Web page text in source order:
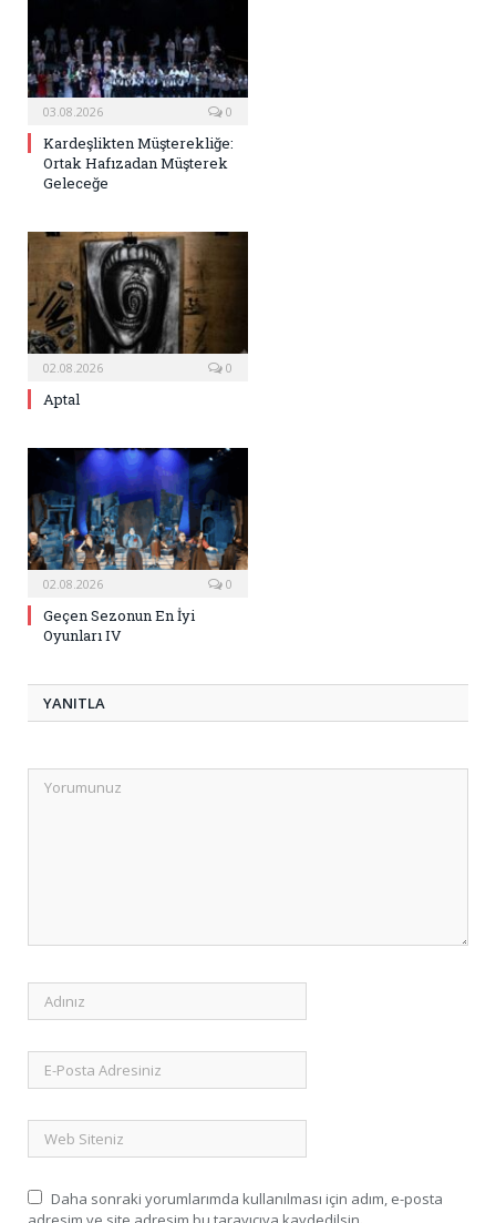
03.08.2026 0
Kardeşlikten Müşterekliğe:
Ortak Hafızadan Müşterek
Geleceğe
02.08.2026 0
Aptal
02.08.2026 0
Geçen Sezonun En İyi
Oyunları IV
YANITLA
Daha sonraki yorumlarımda kullanılması için adım, e-posta